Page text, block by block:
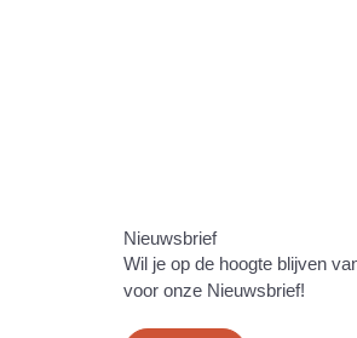
Nieuwsbrief
Wil je op de hoogte blijven
voor onze Nieuwsbrief!